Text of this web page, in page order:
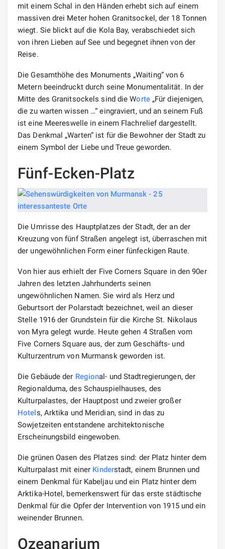
mit einem Schal in den Händen erhebt sich auf einem
massiven drei Meter hohen Granitsockel, der 18 Tonnen
wiegt. Sie blickt auf die Kola Bay, verabschiedet sich
von ihren Lieben auf See und begegnet ihnen von der
Reise.
Die Gesamthöhe des Monuments „Waiting“ von 6
Metern beeindruckt durch seine Monumentalität. In der
Mitte des Granitsockels sind die Worte„Für diejenigen,
die zu warten wissen …“ eingraviert, und an seinem Fuß
ist eine Meereswelle in einem Flachrelief dargestellt.
Das Denkmal „Warten“ ist für die Bewohner der Stadt zu
einem Symbol der Liebe und Treue geworden.
Fünf-Ecken-Platz
Die Umrisse des Hauptplatzes der Stadt, der an der
Kreuzung von fünf Straßen angelegt ist, überraschen mit
der ungewöhnlichen Form einer fünfeckigen Raute.
Von hier aus erhielt der Five Corners Square in den 90er
Jahren des letzten Jahrhunderts seinen
ungewöhnlichen Namen. Sie wird als Herz und
Geburtsort der Polarstadt bezeichnet, weil an dieser
Stelle 1916 der Grundstein für die Kirche St. Nikolaus
von Myra gelegt wurde. Heute gehen 4 Straßen vom
Five Corners Square aus, der zum Geschäfts- und
Kulturzentrum von Murmansk geworden ist.
Die Gebäude der Regional- und Stadtregierungen, der
Regionalduma, des Schauspielhauses, des
Kulturpalastes, der Hauptpost und zweier großer
Hotels, Arktika und Meridian, sind in das zu
Sowjetzeiten entstandene architektonische
Erscheinungsbild eingewoben.
Die grünen Oasen des Platzes sind: der Platz hinter dem
Kulturpalast mit einer Kinderstadt, einem Brunnen und
einem Denkmal für Kabeljau und ein Platz hinter dem
Arktika-Hotel, bemerkenswert für das erste städtische
Denkmal für die Opfer der Intervention von 1915 und ein
weinender Brunnen.
Ozeanarium